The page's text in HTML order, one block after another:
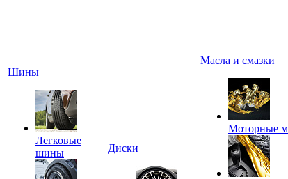
Шины
Легковые
шины
Диски
Масла и смазки
Моторные